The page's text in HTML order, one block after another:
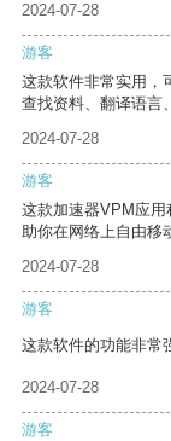
2024-07-28
游客
这款软件非常实用，
查找资料、翻译语言
2024-07-28
游客
这款加速器VPM应
助你在网络上自由移
2024-07-28
游客
这款软件的功能非常
2024-07-28
游客